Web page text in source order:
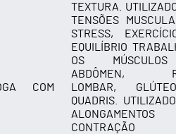
COM
TEXTURA.
TENSÕES
STRESS,
EQUILÍBRIO
OS
ABDÔMEN,
LOMBAR,
QUADRIS.
CONTRAÇÃO